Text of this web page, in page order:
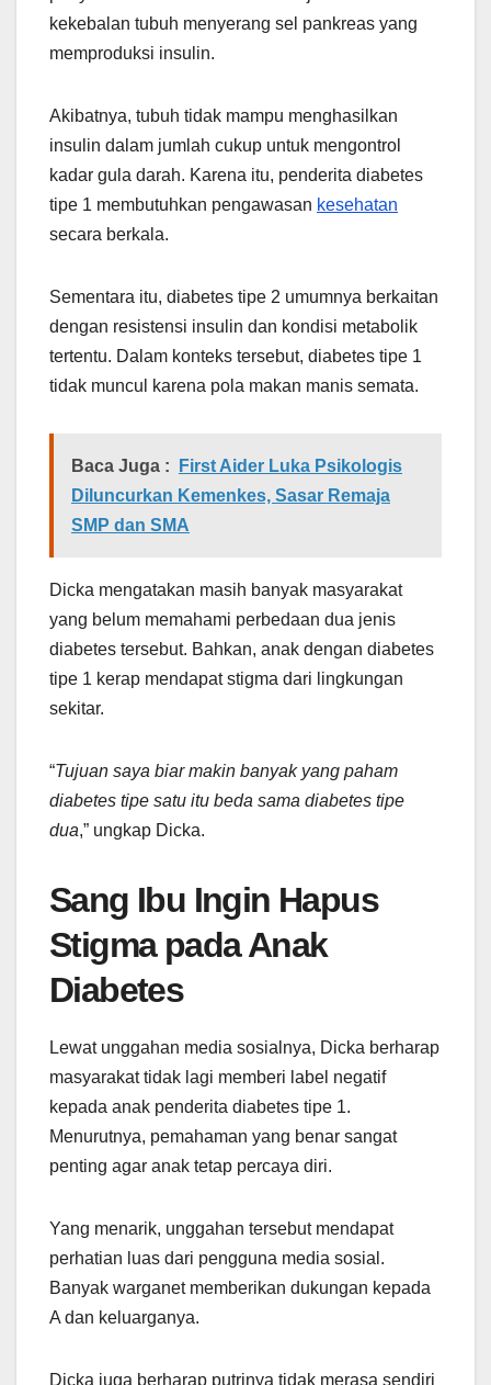
kekebalan tubuh menyerang sel pankreas yang
memproduksi insulin.
Akibatnya, tubuh tidak mampu menghasilkan
insulin dalam jumlah cukup untuk mengontrol
kadar gula darah. Karena itu, penderita diabetes
tipe 1 membutuhkan pengawasan kesehatan
secara berkala.
Sementara itu, diabetes tipe 2 umumnya berkaitan
dengan resistensi insulin dan kondisi metabolik
tertentu. Dalam konteks tersebut, diabetes tipe 1
tidak muncul karena pola makan manis semata.
Baca Juga :
First Aider Luka Psikologis
Diluncurkan Kemenkes, Sasar Remaja
SMP dan SMA
Dicka mengatakan masih banyak masyarakat
yang belum memahami perbedaan dua jenis
diabetes tersebut. Bahkan, anak dengan diabetes
tipe 1 kerap mendapat stigma dari lingkungan
sekitar.
“Tujuan saya biar makin banyak yang paham
diabetes tipe satu itu beda sama diabetes tipe
dua,” ungkap Dicka.
Sang Ibu Ingin Hapus
Stigma pada Anak
Diabetes
Lewat unggahan media sosialnya, Dicka berharap
masyarakat tidak lagi memberi label negatif
kepada anak penderita diabetes tipe 1.
Menurutnya, pemahaman yang benar sangat
penting agar anak tetap percaya diri.
Yang menarik, unggahan tersebut mendapat
perhatian luas dari pengguna media sosial.
Banyak warganet memberikan dukungan kepada
A dan keluarganya.
Dicka juga berharap putrinya tidak merasa sendiri